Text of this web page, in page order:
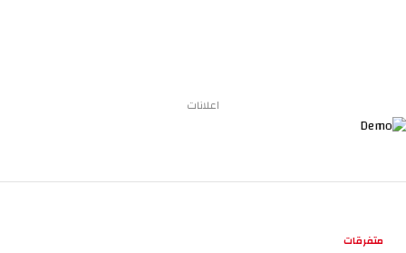
اعلانات
متفرقات